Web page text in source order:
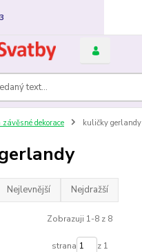
dekorace kuličky gerlandy
Nejlevnější Nejdražší
Zobrazuji 1-8 z 8
strana z 1